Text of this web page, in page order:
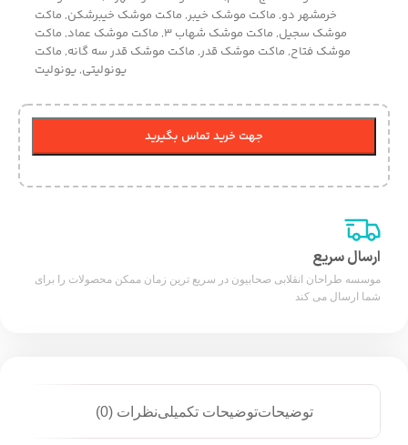
خرمشهر دو, ماکت موشک خیبر, ماکت موشک خیبرشکن, ماکت
موشک سجیل, ماکت موشک شهاب 3 , ماکت موشک عماد, ماکت
موشک فتاح, ماکت موشک قدر, ماکت موشک قدر سه گانه, ماکت
یونولیتی,یونولیت
جهت خرید تماس بگیرید
ارسال سریع
موسسه طراحان انقلابی صحابیون در سریع ترین زمان ممکن محصولات را برای
شما ارسال می کند
توضیحاتتوضیحات تکمیلینظرات (0)